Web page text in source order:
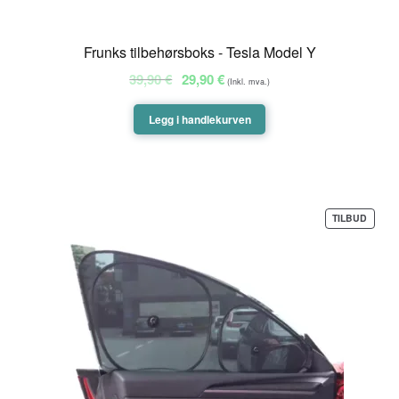
Frunks tilbehørsboks - Tesla Model Y
39,90€
Opprinnelig
39,90 €.
29,90€Nåværende
29,90 €.
(Inkl. mva.)
Legg i handlekurven
TILBUD
PÅ